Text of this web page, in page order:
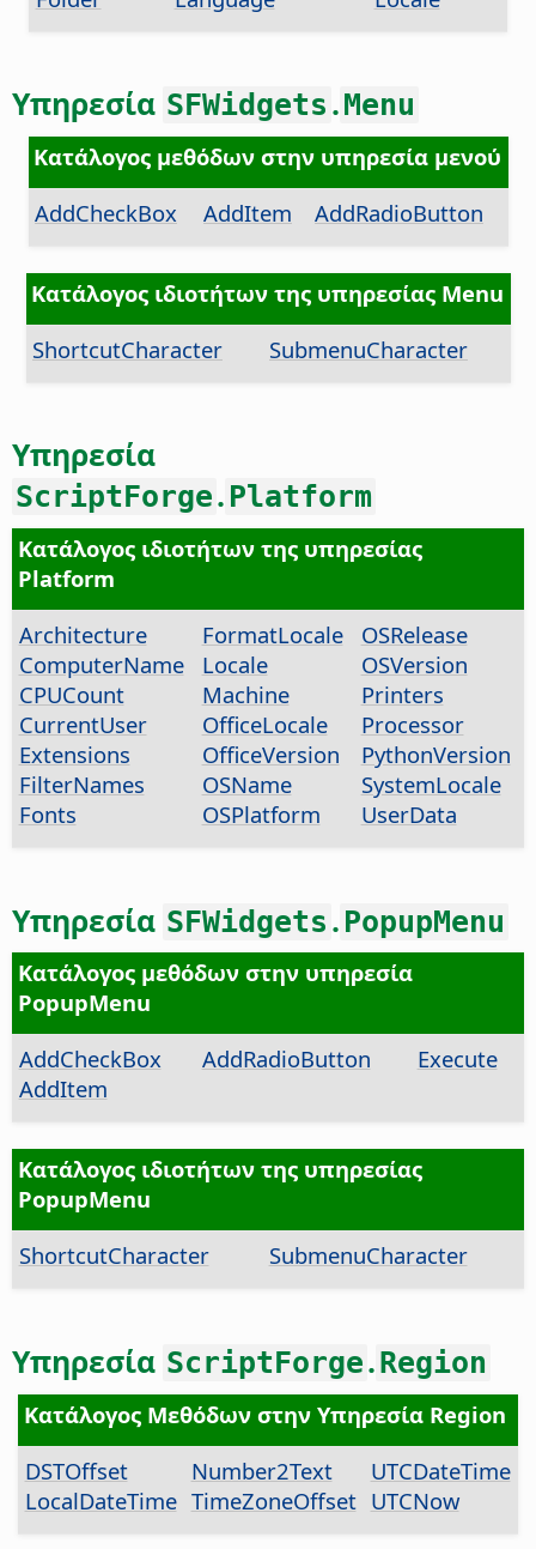
Υπηρεσία SFWidgets .Menu
Κατάλογος μεθόδων στην υπηρεσία μενού
AddCheckBox
AddItem AddRadioButton
Κατάλογος ιδιοτήτων της υπηρεσίας Menu
ShortcutCharacter
SubmenuCharacter
Υπηρεσία
ScriptForge. Platform
Κατάλογος ιδιοτήτων της υπηρεσίας
Platform
Architecture
ComputerName
CPUCount
CurrentUser
Extensions
FilterNames
Fonts
FormatLocale
Locale
Machine
OfficeLocale
OfficeVersion
OSName
OSPlatform
OSRelease
OSVersion
Printers
Processor
PythonVersion
SystemLocale
UserData
Υπηρεσία SFWidgets . PopupMenu
Κατάλογος μεθόδων στην υπηρεσία
PopupMenu
AddCheckBox
AddItem
AddRadioButton Execute
Κατάλογος ιδιοτήτων της υπηρεσίας
PopupMenu
ShortcutCharacter
SubmenuCharacter
Υπηρεσία ScriptForge.Region
Κατάλογος Μεθόδων στην Υπηρεσία Region
DSTOffset
LocalDateTime
Number2Text
TimeZoneOffset
UTCDateTime
UTCNow